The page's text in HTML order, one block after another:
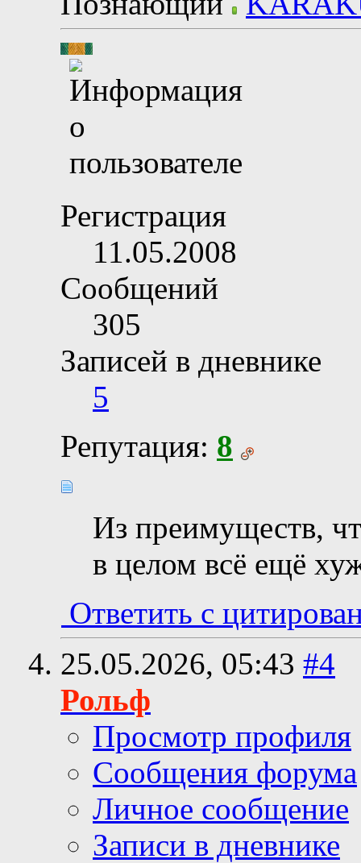
Регистрация
11.05.2008
Сообщений
305
Записей в дневнике
5
Репутация: 8
Из преимуществ,
в целом всё ещё
Ответить с
25.05.2026, 05:43 #4
Рольф
Просмотр профиля
Сообщения форума
Личное сообщение
Записи в дневнике